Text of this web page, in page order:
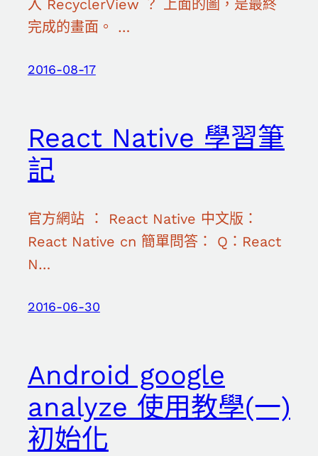
入 RecyclerView ？ 上面的圖，是最終
完成的畫面。 …
2016-08-17
React Native 學習筆
記
官方網站 ： React Native 中文版：
React Native cn 簡單問答： Q：React
N…
2016-06-30
Android google
analyze 使用教學(一)
初始化